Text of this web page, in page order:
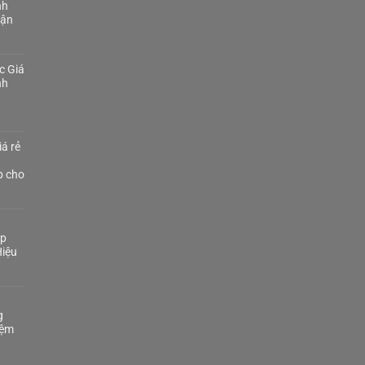
Giá
rẻ
cho